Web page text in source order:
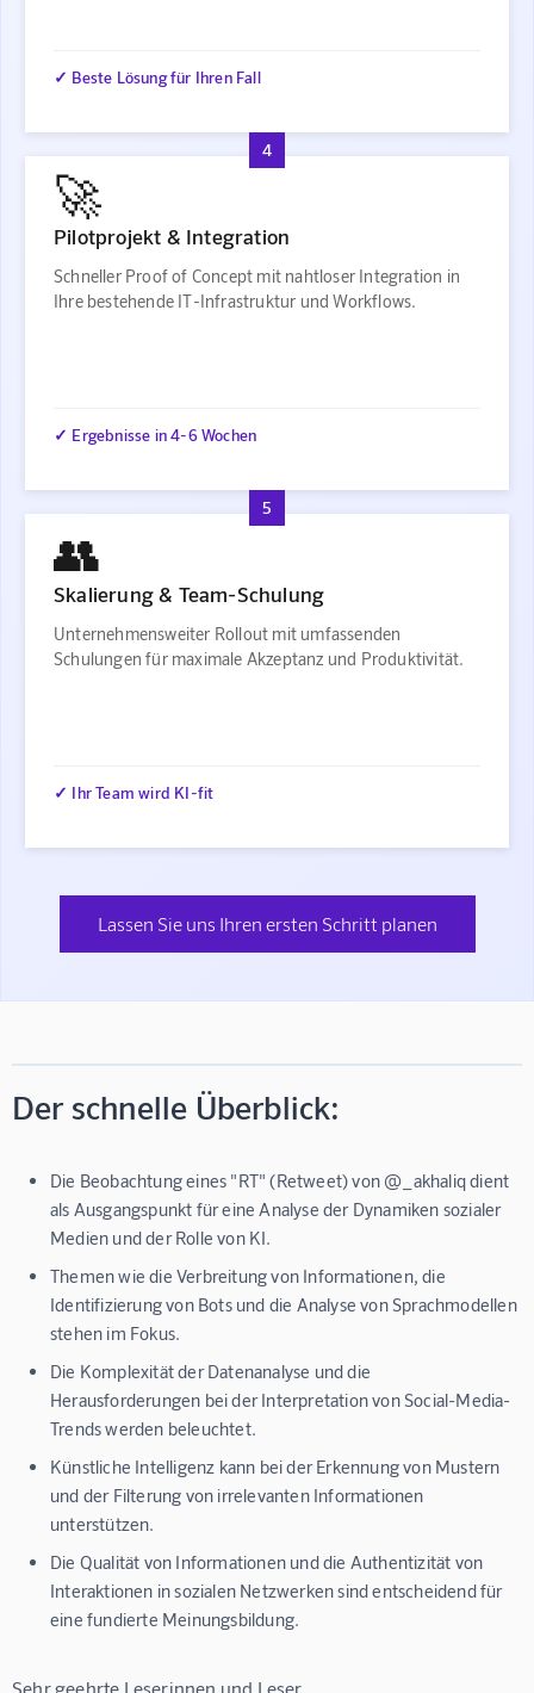
✓ Beste Lösung für Ihren Fall
4
🚀
Pilotprojekt & Integration
Schneller Proof of Concept mit nahtloser Integration in
Ihre bestehende IT-Infrastruktur und Workflows.
✓ Ergebnisse in 4-6 Wochen
5
👥
Skalierung & Team-Schulung
Unternehmensweiter Rollout mit umfassenden
Schulungen für maximale Akzeptanz und Produktivität.
✓ Ihr Team wird KI-fit
Lassen Sie uns Ihren ersten Schritt planen
Der schnelle Überblick:
Die Beobachtung eines "RT" (Retweet) von @_akhaliq dient
als Ausgangspunkt für eine Analyse der Dynamiken sozialer
Medien und der Rolle von KI.
Themen wie die Verbreitung von Informationen, die
Identifizierung von Bots und die Analyse von Sprachmodellen
stehen im Fokus.
Die Komplexität der Datenanalyse und die
Herausforderungen bei der Interpretation von Social-Media-
Trends werden beleuchtet.
Künstliche Intelligenz kann bei der Erkennung von Mustern
und der Filterung von irrelevanten Informationen
unterstützen.
Die Qualität von Informationen und die Authentizität von
Interaktionen in sozialen Netzwerken sind entscheidend für
eine fundierte Meinungsbildung.
Sehr geehrte Leserinnen und Leser,